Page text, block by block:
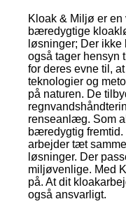
Kloak & Miljø er en
bæredygtige
løsninger; Der
også tager hensyn
for deres evne til,
teknologier og
på naturen. De
renseanlæg. Som
bæredygtig fremtid.
arbejder tæt
løsninger. Der
miljøvenlige. Med
på. At dit
også ansvarligt.